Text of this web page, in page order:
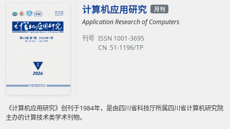
计算机应用研究 月刊
Application Research of Computers
刊号 ISSN 1001-3695
CN 51-1196/TP
《计算机应用研究》创刊于1984年，是由四川省科技厅所属四川省计算机研究院
主办的计算技术类学术刊物。